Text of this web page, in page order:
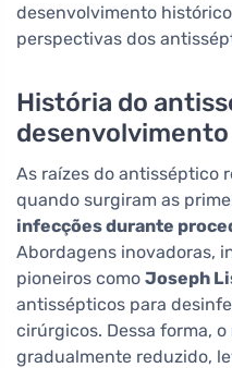
desenvolvimento
perspectivas dos
História do
desenvolvimento
As raízes do antisséptico
quando surgiram as
infecções durante
Abordagens inovadoras,
pioneiros como Joseph
antissépticos para
cirúrgicos. Dessa forma, o
gradualmente reduzido,